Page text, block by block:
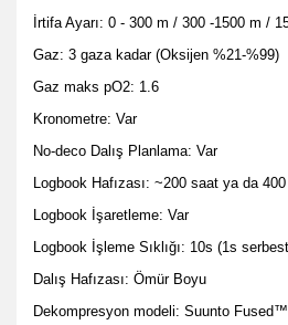
İrtifa Ayarı: 0 - 300 m / 300 -1500 m /
Gaz: 3 gaza kadar (Oksijen %21-%99)
Gaz maks pO2: 1.6
Kronometre: Var
No-deco Dalış Planlama: Var
Logbook Hafızası: ~200 saat ya da 400
Logbook İşaretleme: Var
Logbook İşleme Sıklığı: 10s (1s
Dalış Hafızası: Ömür Boyu
Dekompresyon modeli: Suunto